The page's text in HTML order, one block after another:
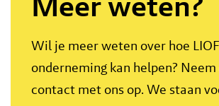
Wil je meer weten over hoe
onderneming kan helpen?
contact met ons op. We staan